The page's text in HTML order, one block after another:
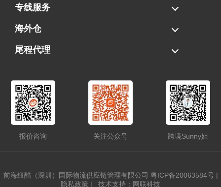
海运拼柜
海运整柜
美国海卡
加拿大海运
专线服务
FBA专线直送
超大件专线
AWD专线
电池专线
海外仓
一件代发
FBA中转
贴标换标
拆柜/存储
尾程代理
报价咨询 关注公众号 跨境Sunny姐
前海纽酷（深圳）国际物流供应链管理有限公司 粤ICP备20063584号|
隐私政策 | 技术支持：网联科技